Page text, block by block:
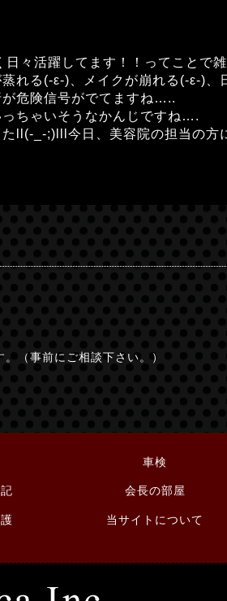
々活躍してます！！ってことで
れる(-ε-)、メイクが崩れる(-ε-)
危険信号がでてますね…..
ちゃいそうなかんじですね….
ll(-_-;)lll今日、美容院の担当の方
（事前にご相談下さい。）
車検
会長の部屋
当サイトについて